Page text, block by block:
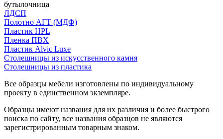
бутылочница
ЛДСП
Полотно АГТ (МДФ)
Пластик HPL
Пленка ПВХ
Пластик Alvic Luxe
Столешницы из искусственного камня
Столешницы из пластика
Все образцы мебели изготовлены по индивидуальному
проекту в единственном экземпляре.
Образцы имеют названия для их различия и более быстрого
поиска по сайту, все названия образцов не являются
зарегистрированным товарным знаком.